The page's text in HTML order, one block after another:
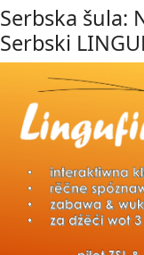
Serbska šula:
Serbski